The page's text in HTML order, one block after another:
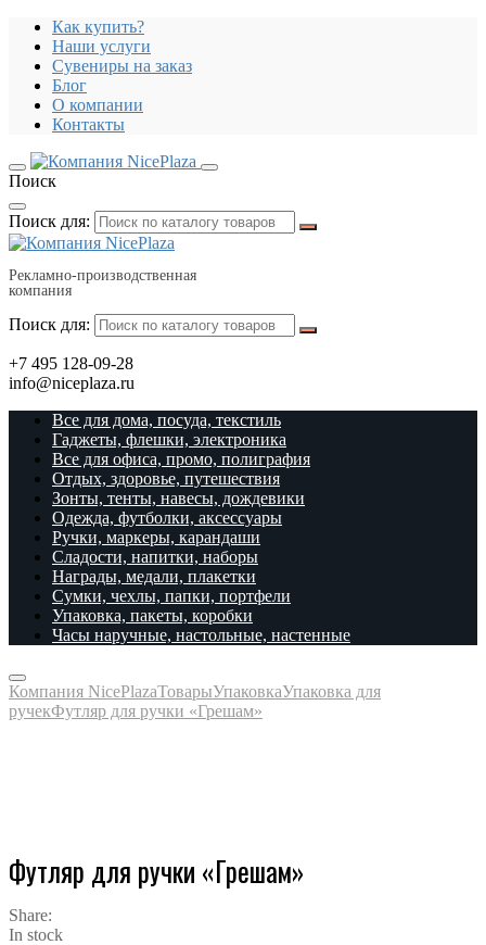
Как купить?
Наши услуги
Сувениры на заказ
Блог
О компании
Контакты
Поиск
Поиск для:
Рекламно-производственная
компания
Поиск для:
+7 495 128-09-28
info@niceplaza.ru
Все для дома, посуда, текстиль
Гаджеты, флешки, электроника
Все для офиса, промо, полиграфия
Отдых, здоровье, путешествия
Зонты, тенты, навесы, дождевики
Одежда, футболки, аксессуары
Ручки, маркеры, карандаши
Сладости, напитки, наборы
Награды, медали, плакетки
Сумки, чехлы, папки, портфели
Упаковка, пакеты, коробки
Часы наручные, настольные, настенные
Компания NicePlazaТоварыУпаковкаУпаковка для
ручекФутляр для ручки «Грешам»
Футляр для ручки «Грешам»
Share:
In stock